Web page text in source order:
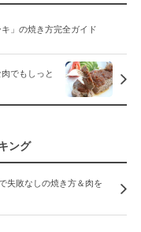
」の焼き方完全ガイド
でもしっと
ング
失敗なしの焼き方＆肉を